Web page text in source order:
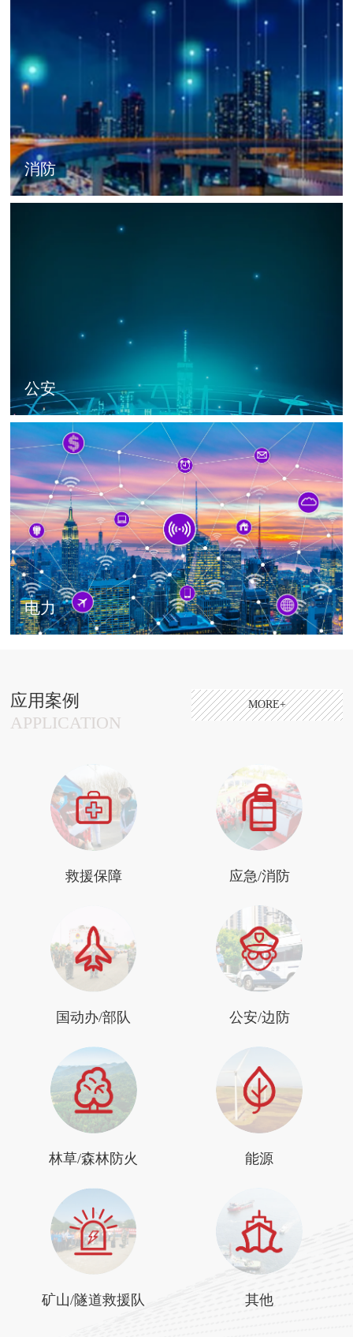
消防
公安
电力
应用案例
APPLICATION
MORE+
救援保障 应急/消防
国动办/部队 公安/边防
林草/森林防火 能源
矿山/隧道救援队 其他